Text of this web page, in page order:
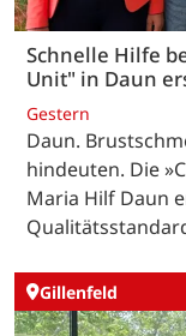
Schnelle Hilfe
Unit" in Daun
Gestern
Daun.
hindeuten. Die
Maria Hilf Daun
Gillenfeld